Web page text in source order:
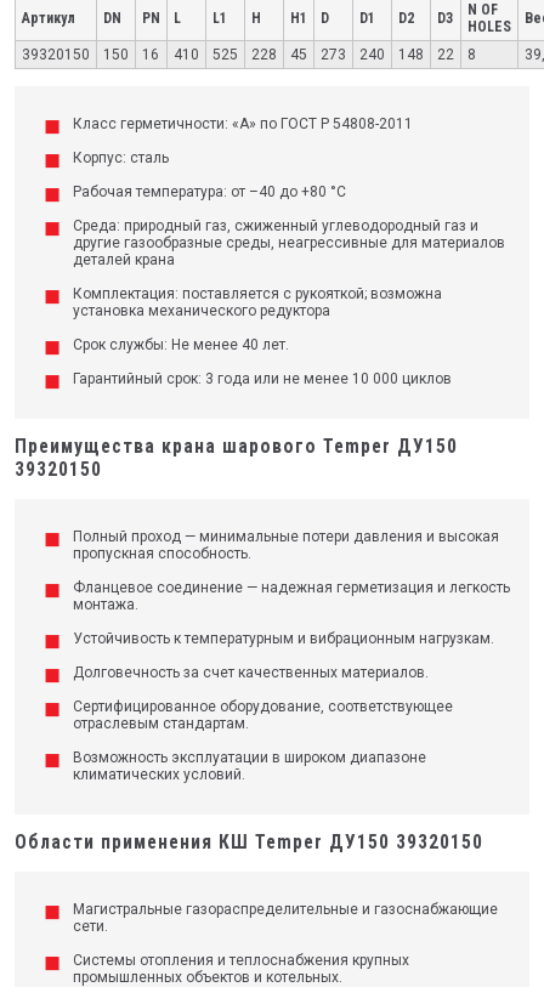
Артикул DN PN L L1 H H1 D D1 D2 D3
N OF
HOLES
39320150 150 16 410 525 228 45 273 240 148 22 8
Класс герметичности: «А» по ГОСТ Р 54808-2011
Корпус: сталь
Рабочая температура: от –40 до +80 °C
Среда: природный газ, сжиженный углеводородный газ и
другие газообразные среды, неагрессивные для материалов
деталей крана
Комплектация: поставляется с рукояткой; возможна
установка механического редуктора
Срок службы: Не менее 40 лет.
Гарантийный срок: 3 года или не менее 10 000 циклов
Преимущества крана шарового Temper ДУ150
39320150
Полный проход — минимальные потери давления и высокая
пропускная способность.
Фланцевое соединение — надежная герметизация и легкость
монтажа.
Устойчивость к температурным и вибрационным нагрузкам.
Долговечность за счет качественных материалов.
Сертифицированное оборудование, соответствующее
отраслевым стандартам.
Возможность эксплуатации в широком диапазоне
климатических условий.
Области применения КШ Temper ДУ150 39320150
Магистральные газораспределительные и газоснабжающие
сети.
Системы отопления и теплоснабжения крупных
промышленных объектов и котельных.